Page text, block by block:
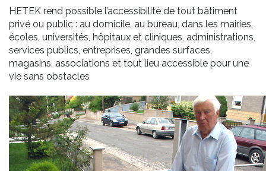
HETEK rend possible l’accessibilité de tout bâtiment
privé ou public : au domicile, au bureau, dans les mairies,
écoles, universités, hôpitaux et cliniques, administrations,
services publics, entreprises, grandes surfaces,
magasins, associations et tout lieu accessible pour une
vie sans obstacles